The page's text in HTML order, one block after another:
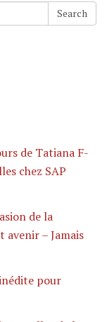
Search
de Tatiana F-
chez SAP
de la
avenir – Jamais
pour